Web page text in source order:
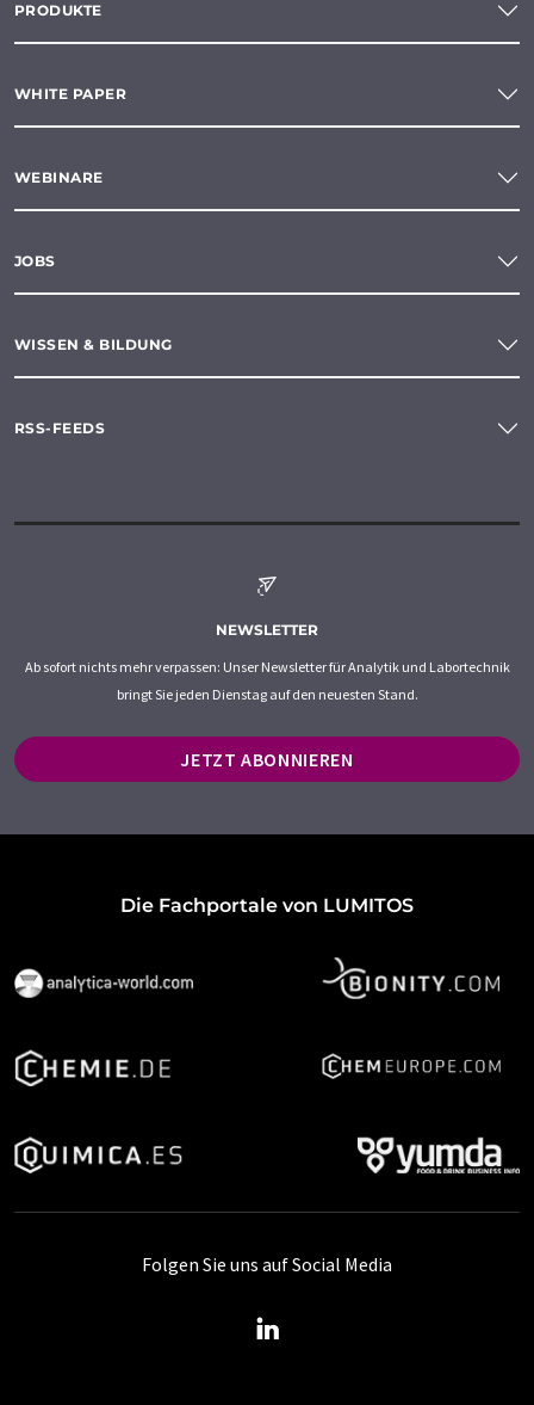
PRODUKTE
WHITE PAPER
WEBINARE
JOBS
WISSEN & BILDUNG
RSS-FEEDS
NEWSLETTER
Ab sofort nichts mehr verpassen: Unser Newsletter für Analytik und Labortechnik
bringt Sie jeden Dienstag auf den neuesten Stand.
JETZT ABONNIEREN
Die Fachportale von LUMITOS
Folgen Sie uns auf Social Media